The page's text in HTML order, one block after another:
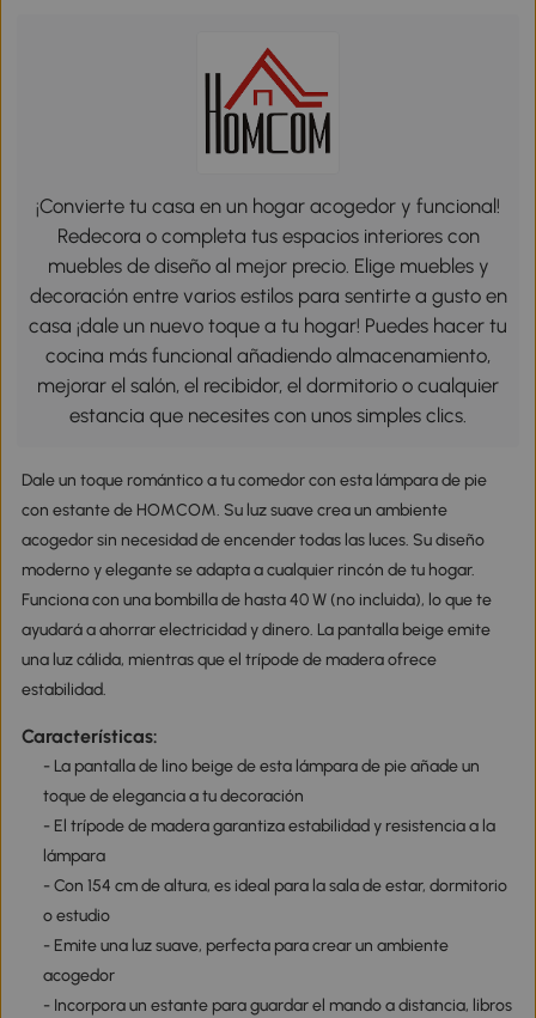
¡Convierte tu casa en un hogar acogedor y funcional!
Redecora o completa tus espacios interiores con
muebles de diseño al mejor precio. Elige muebles y
decoración entre varios estilos para sentirte a gusto en
casa ¡dale un nuevo toque a tu hogar! Puedes hacer tu
cocina más funcional añadiendo almacenamiento,
mejorar el salón, el recibidor, el dormitorio o cualquier
estancia que necesites con unos simples clics.
Dale un toque romántico a tu comedor con esta lámpara de pie
con estante de HOMCOM. Su luz suave crea un ambiente
acogedor sin necesidad de encender todas las luces. Su diseño
moderno y elegante se adapta a cualquier rincón de tu hogar.
Funciona con una bombilla de hasta 40 W (no incluida), lo que te
ayudará a ahorrar electricidad y dinero. La pantalla beige emite
una luz cálida, mientras que el trípode de madera ofrece
estabilidad.
Características:
- La pantalla de lino beige de esta lámpara de pie añade un
toque de elegancia a tu decoración
- El trípode de madera garantiza estabilidad y resistencia a la
lámpara
- Con 154 cm de altura, es ideal para la sala de estar, dormitorio
o estudio
- Emite una luz suave, perfecta para crear un ambiente
acogedor
- Incorpora un estante para guardar el mando a distancia, libros